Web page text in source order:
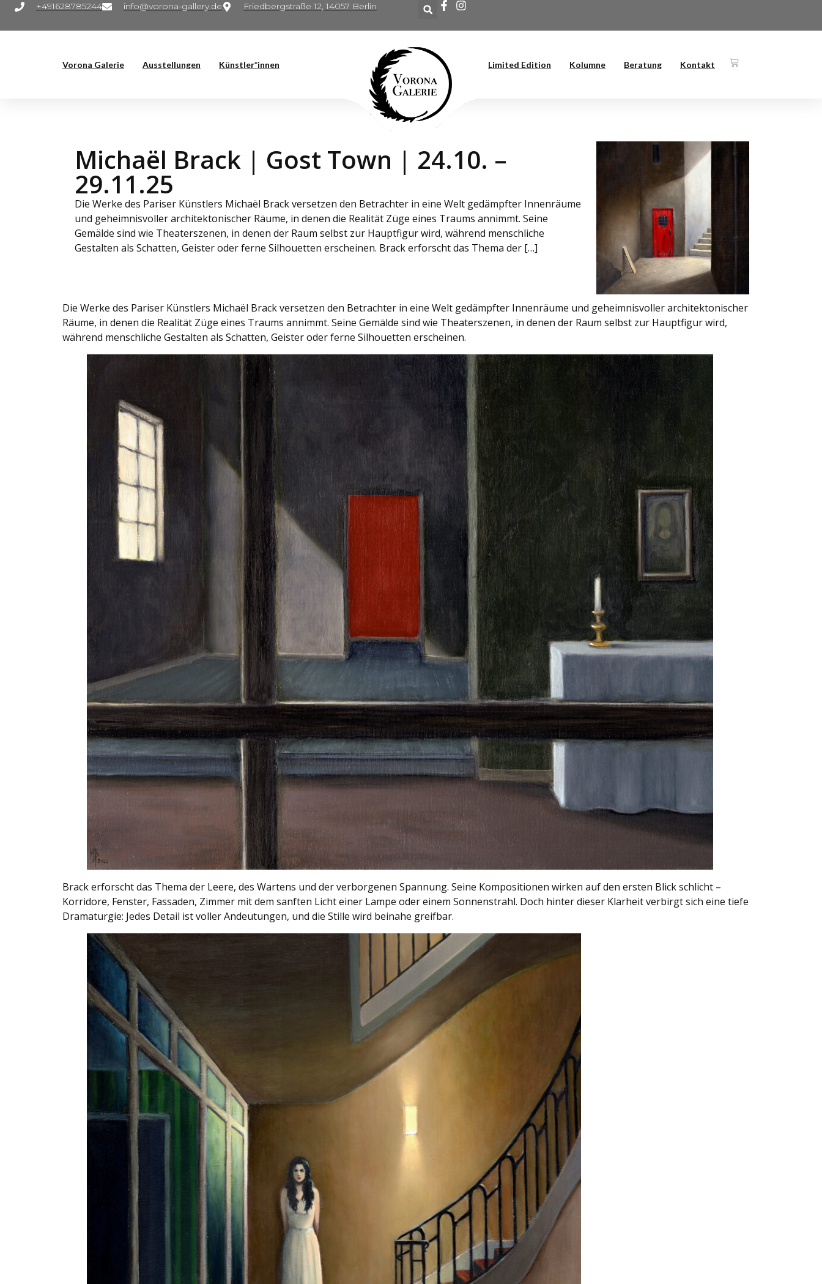
+491628785244 info@vorona-gallery.de Friedbergstraße 12, 14057 Berlin
Vorona Galerie Ausstellungen Künstler*innen Limited Edition Kolumne Beratung Kontakt
Michaël Brack | Gost Town | 24.10. –
29.11.25
Die Werke des Pariser Künstlers Michaël Brack versetzen den Betrachter in eine Welt gedämpfter Innenräume
und geheimnisvoller architektonischer Räume, in denen die Realität Züge eines Traums annimmt. Seine
Gemälde sind wie Theaterszenen, in denen der Raum selbst zur Hauptfigur wird, während menschliche
Gestalten als Schatten, Geister oder ferne Silhouetten erscheinen. Brack erforscht das Thema der […]
Die Werke des Pariser Künstlers Michaël Brack versetzen den Betrachter in eine Welt gedämpfter Innenräume und geheimnisvoller architektonischer
Räume, in denen die Realität Züge eines Traums annimmt. Seine Gemälde sind wie Theaterszenen, in denen der Raum selbst zur Hauptfigur wird,
während menschliche Gestalten als Schatten, Geister oder ferne Silhouetten erscheinen.
Brack erforscht das Thema der Leere, des Wartens und der verborgenen Spannung. Seine Kompositionen wirken auf den ersten Blick schlicht –
Korridore, Fenster, Fassaden, Zimmer mit dem sanften Licht einer Lampe oder einem Sonnenstrahl. Doch hinter dieser Klarheit verbirgt sich eine tiefe
Dramaturgie: Jedes Detail ist voller Andeutungen, und die Stille wird beinahe greifbar.